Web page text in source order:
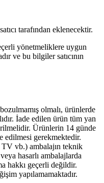
tarafından eklenecektir.
yönetmeliklere uygun
ve bu bilgiler satıcının
olmalı, ürünlerde
İade edilen ürün tüm yan
Ürünlerin 14 günde
edilmesi gerekmektedir.
vb.) ambalajın teknik
hasarlı ambalajlarda
hakkı geçerli değildir.
yapılamamaktadır.